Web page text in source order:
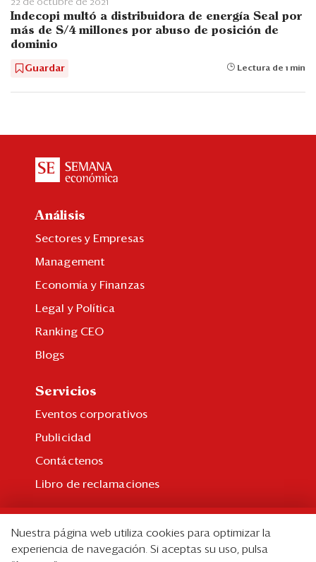
22 de octubre de 2021
Indecopi multó a distribuidora de energía Seal por
más de S/4 millones por abuso de posición de
dominio
Guardar Lectura de 1 min
Análisis
Sectores y Empresas
Management
Economía y Finanzas
Legal y Política
Ranking CEO
Blogs
Servicios
Eventos corporativos
Publicidad
Contáctenos
Libro de reclamaciones
Suscripción individual
Nuestra página web utiliza cookies para optimizar la
experiencia de navegación. Si aceptas su uso, pulsa